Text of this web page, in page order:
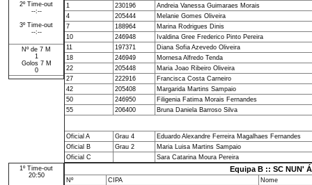
2º Time-out
--:--
3º Time-out
--:--
Nº de 7 M
1
Golos 7 M
0
1
230196
Andreia Vanessa Guimaraes Morais
4
205444
Melanie Gomes Oliveira
7
188964
Marina Rodrigues Dinis
10
246948
Ivaldina Gree Frederico Pinto Pereira
11
197371
Diana Sofia Azevedo Oliveira
18
246949
Mornesa Alfredo Tenda
22
205448
Maria Joao Ribeiro Oliveira
27
222916
Francisca Costa Carneiro
42
205408
Margarida Martins Sampaio
50
246950
Filigenia Fatima Morais Fernandes
55
206400 Bruna Daniela Barroso Silva
Oficial A Grau 4
Eduardo Alexandre Ferreira Magalhaes Fernandes
Oficial B
Grau 2
Maria Luisa Martins Sampaio
Oficial C
Sara Catarina Moura Pereira
1º Time-out
20:50
Equipa B :: SC NUN'
Nº CIPA
Nome